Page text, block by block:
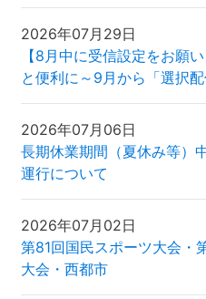
2026年07月29日
【8月中に受信設定をお願
と便利に～9月から「選択
2026年07月06日
長期休業期間（夏休み等）
運行について
2026年07月02日
第81回国民スポーツ大会・
大会・西都市